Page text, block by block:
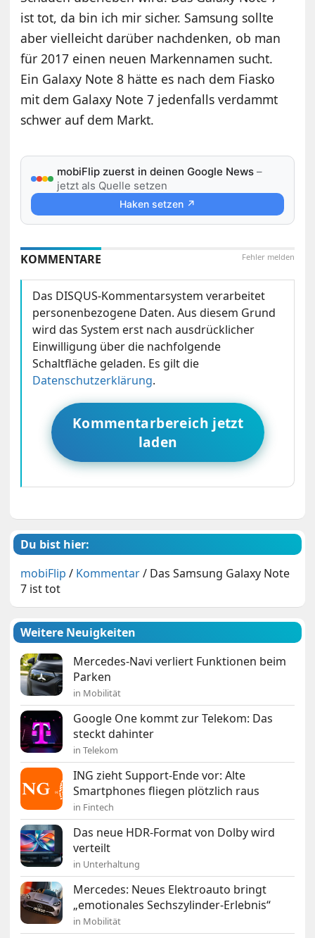
ist tot, da bin ich mir sicher. Samsung sollte
aber vielleicht darüber nachdenken, ob man
für 2017 einen neuen Markennamen sucht.
Ein Galaxy Note 8 hätte es nach dem Fiasko
mit dem Galaxy Note 7 jedenfalls verdammt
schwer auf dem Markt.
mobiFlip zuerst in deinen Google News –
jetzt als Quelle setzen
Haken setzen ↗
Fehler melden
KOMMENTARE
Das DISQUS-Kommentarsystem verarbeitet
personenbezogene Daten. Aus diesem Grund
wird das System erst nach ausdrücklicher
Einwilligung über die nachfolgende
Schaltfläche geladen. Es gilt die
Datenschutzerklärung.
Kommentarbereich jetzt
laden
Du bist hier:
mobiFlip / Kommentar/ Das Samsung Galaxy Note
7 ist tot
Weitere Neuigkeiten
Mercedes-Navi verliert Funktionen beim
Parken
in Mobilität
Google One kommt zur Telekom: Das
steckt dahinter
in Telekom
ING zieht Support-Ende vor: Alte
Smartphones fliegen plötzlich raus
in Fintech
Das neue HDR-Format von Dolby wird
verteilt
in Unterhaltung
Mercedes: Neues Elektroauto bringt
„emotionales Sechszylinder-Erlebnis“
in Mobilität